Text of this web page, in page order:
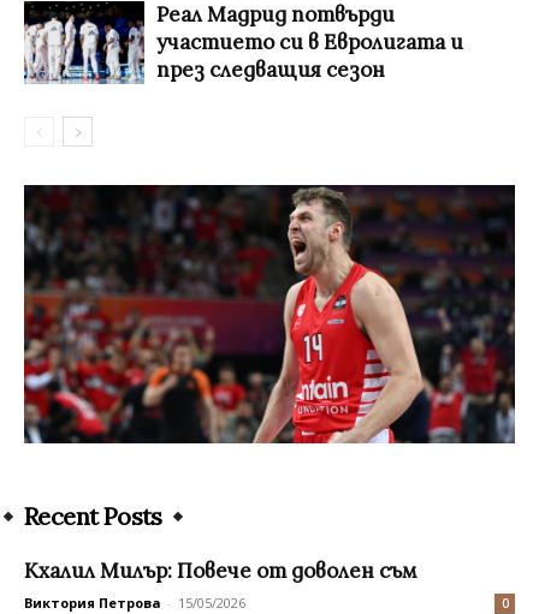
Реал Мадрид потвърди
участието си в Евролигата и
през следващия сезон
Recent Posts
Кхалил Милър: Повече от доволен съм
Виктория Петрова - 15/05/2026 0